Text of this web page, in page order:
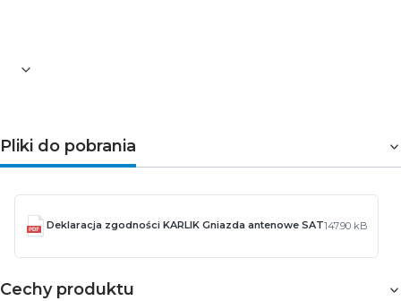
Pliki do pobrania
Deklaracja zgodności KARLIK Gniazda antenowe SAT147.90 kB
Cechy produktu